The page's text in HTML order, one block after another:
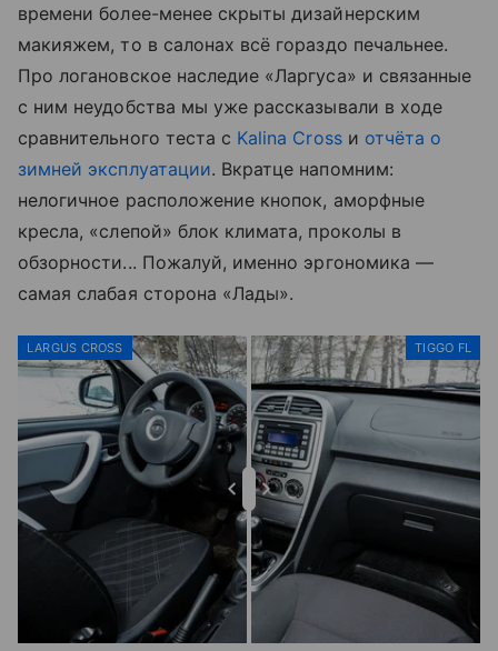
времени более-менее скрыты дизайнерским
макияжем, то в салонах всё гораздо печальнее.
Про логановское наследие «Ларгуса» и связанные
с ним неудобства мы уже рассказывали в ходе
сравнительного теста с Kalina Crossи отчёта о
зимней эксплуатации. Вкратце напомним:
нелогичное расположение кнопок, аморфные
кресла, «слепой» блок климата, проколы в
обзорности... Пожалуй, именно эргономика —
самая слабая сторона «Лады».
LARGUS CROSS TIGGO FL